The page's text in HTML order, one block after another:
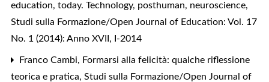
education, today. Technology, posthuman, neuroscience,
Studi sulla Formazione/Open Journal of Education: Vol. 17
No. 1 (2014): Anno XVII, I-2014
Franco Cambi, Formarsi alla felicità: qualche riflessione
teorica e pratica, Studi sulla Formazione/Open Journal of